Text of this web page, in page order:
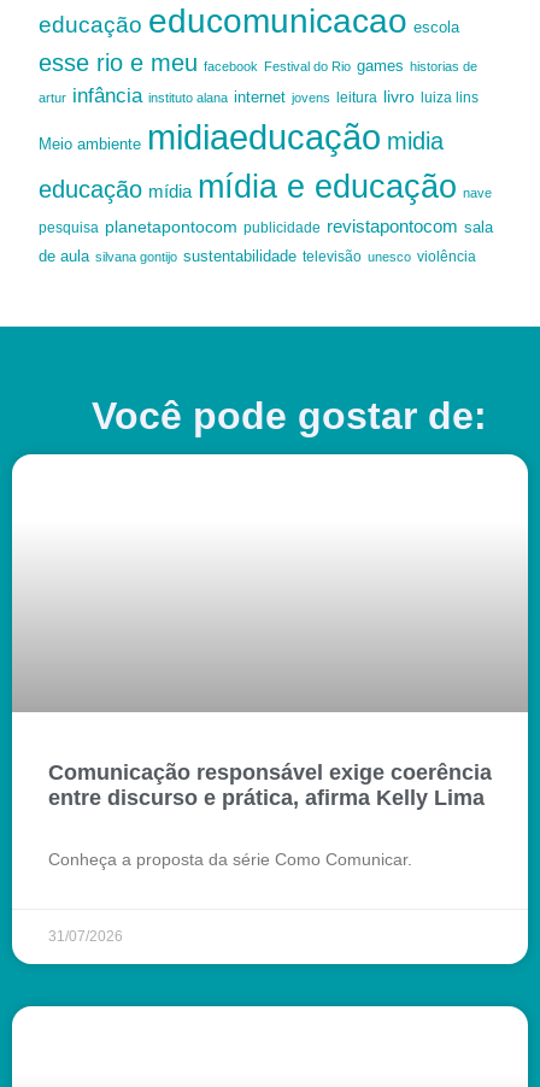
educação educomunicacao escola
esse rio e meu facebook Festival do Rio games historias de
artur infância instituto alana internet jovens leitura livro luiza lins
Meio ambiente midiaeducação midia
educação mídia mídia e educação nave
pesquisa planetapontocom publicidade revistapontocom sala
de aula silvana gontijo sustentabilidade televisão unesco violência
Você pode gostar de:
Comunicação responsável exige coerência
entre discurso e prática, afirma Kelly Lima
Conheça a proposta da série Como Comunicar.
31/07/2026